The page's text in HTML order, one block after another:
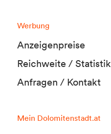
Werbung
Anzeigenpreise
Reichweite / Statistik
Anfragen / Kontakt
Mein Dolomitenstadt.at